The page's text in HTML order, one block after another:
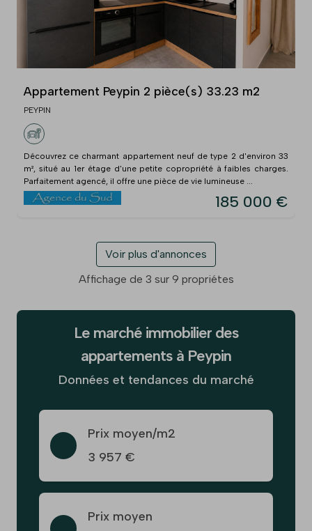
Appartement Peypin 2 pièce(s) 33.23 m2
PEYPIN
Découvrez ce charmant appartement neuf de type 2 d'environ 33
m², situé au 1er étage d'une petite copropriété à faibles charges.
Parfaitement agencé, il offre une pièce de vie lumineuse ...
185 000 €
Voir plus d'annonces
Affichage de 3 sur 9 propriétes
Le marché immobilier des
appartements à Peypin
Données et tendances du marché
Prix moyen/m2
3 957 €
Prix moyen